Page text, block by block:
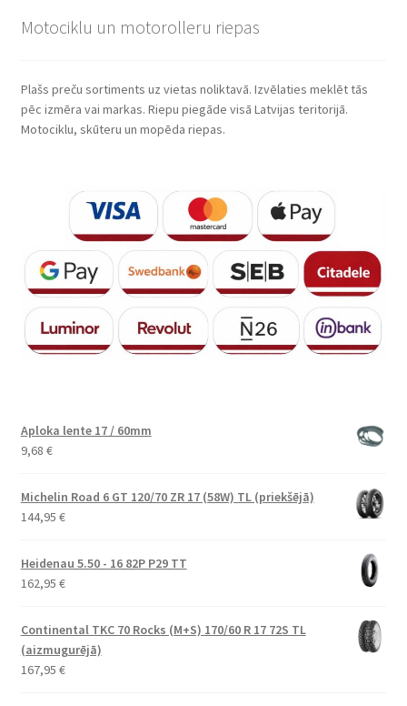
Motociklu un motorolleru riepas
Plašs preču sortiments uz vietas noliktavā. Izvēlaties meklēt tās
pēc izmēra vai markas. Riepu piegāde visā Latvijas teritorijā.
Motociklu, skūteru un mopēda riepas.
Aploka lente 17 / 60mm
9,68 €
Michelin Road 6 GT 120/70 ZR 17 (58W) TL (priekšējā)
144,95 €
Heidenau 5.50 - 16 82P P29 TT
162,95 €
Continental TKC 70 Rocks (M+S) 170/60 R 17 72S TL
(aizmugurējā)
167,95 €